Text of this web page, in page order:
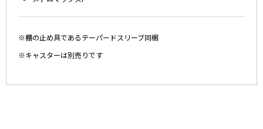
※棚の止め具であるテーパードスリーブ同梱
※キャスターは別売りです